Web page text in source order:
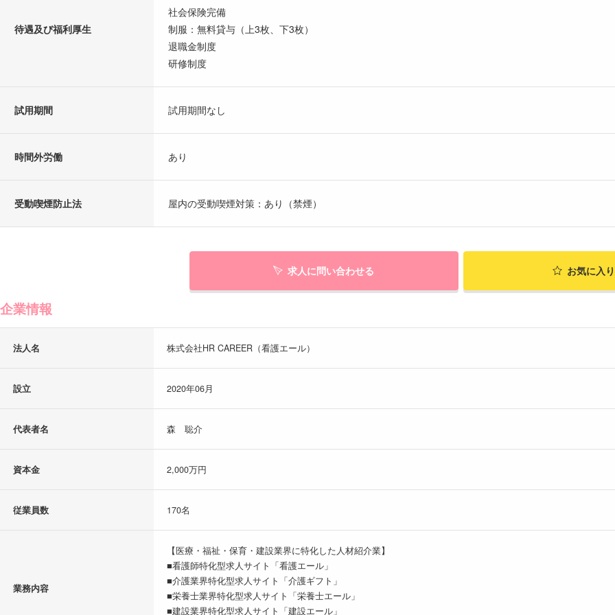
待遇及び福利厚生
社会保険完備
制服：無料貸与（上3枚、下3枚）
退職金制度
研修制度
試用期間 試用期間なし
時間外労働 あり
受動喫煙防止法 屋内の受動喫煙対策：あり（禁煙）
求人に問い合わせる お気に入
企業情報
法人名 株式会社HR CAREER（看護エール）
設立 2020年06月
代表者名 森 聡介
資本金 2,000万円
従業員数 170名
業務内容
【医療・福祉・保育・建設業界に特化した人材紹介業】
■看護師特化型求人サイト「看護エール」
■介護業界特化型求人サイト「介護ギフト」
■栄養士業界特化型求人サイト「栄養士エール」
■建設業界特化型求人サイト「建設エール」